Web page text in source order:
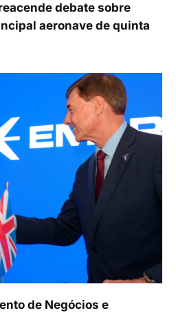
debate sobre
aeronave de quinta
de Negócios e